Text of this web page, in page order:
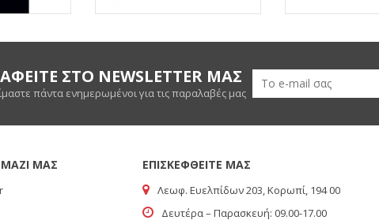
ΣΤΟ NEWSLETTER ΜΑΣ
πάντα ενημερωμένοι για τις παραλαβές μας
ΜΑΣ ΕΠΙΣΚΕΦΘΕΙΤΕ ΜΑΣ
Λεωφ. Ευελπίδων 203, Κορωπί, 194 00
Δευτέρα – Παρασκευή: 09.00-17.00